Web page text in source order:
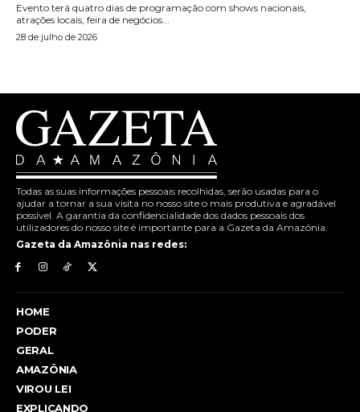
Evento terá quatro dias de programação com shows nacionais,
atrações locais, feira de negócios...
28 de julho de 2026
Todas as suas informações pessoais recolhidas, serão usadas para o
ajudar a tornar a sua visita no nosso site o mais produtiva e agradável
possível. A garantia da confidencialidade dos dados pessoais dos
utilizadores do nosso site é importante para a Gazeta da Amazônia.
Gazeta da Amazônia nas redes:
HOME
PODER
GERAL
AMAZÔNIA
VIROU LEI
EXPLICANDO